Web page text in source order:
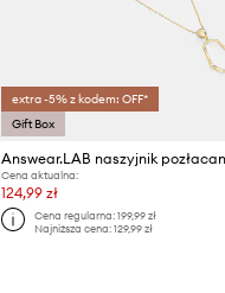
extra -5% z kodem: OFF*
Gift Box
Answear.LAB naszyjnik
Cena aktualna:
124,99 zł
Cena regularna: 199,99 zł
Najniższa cena: 129,99 zł